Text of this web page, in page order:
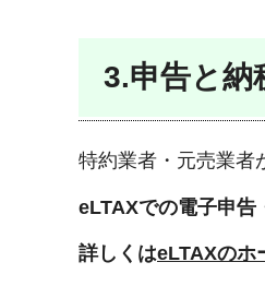
3.申告と納
特約業者・元売業者
eLTAXでの電子申告
詳しくはeLTAXのホ